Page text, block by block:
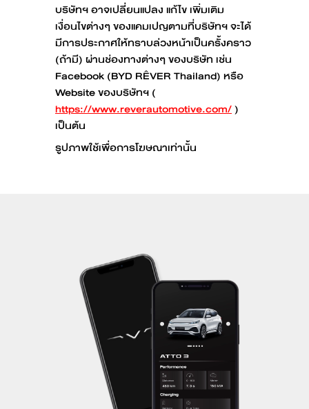
บริษัทฯ อาจเปลี่ยนแปลง แก้ไข เพิ่มเติม
เงื่อนไขต่างๆ ของแคมเปญตามที่บริษัทฯ จะได้
มีการประกาศให้ทราบล่วงหน้าเป็นครั้งคราว
(ถ้ามี) ผ่านช่องทางต่างๆ ของบริษัท เช่น
Facebook (BYD RÊVER Thailand) หรือ
Website ของบริษัทฯ (
https://www.reverautomotive.com/)
เป็นต้น
รูปภาพใช้เพื่อการโฆษณาเท่านั้น